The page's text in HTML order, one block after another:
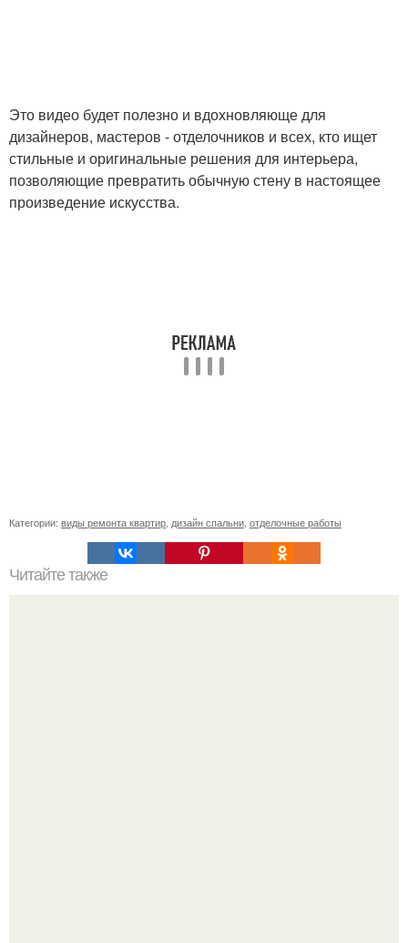
Это видео будет полезно и вдохновляюще для
дизайнеров, мастеров - отделочников и всех, кто ищет
стильные и оригинальные решения для интерьера,
позволяющие превратить обычную стену в настоящее
произведение искусства.
Категории: виды ремонта квартир дизайн спальни отделочные работы
Читайте также